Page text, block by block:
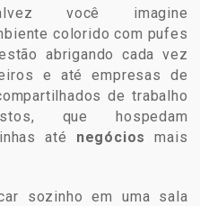
você imagine
colorido com pufes
abrigando cada vez
e até empresas de
de trabalho
que hospedam
até negócios
mais
sozinho em uma sala